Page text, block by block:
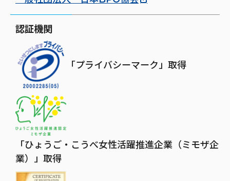
認証機関
「プライバシーマーク」取得
「ひょうご・こうべ女性活躍推進企業（ミモザ企
業）」取得